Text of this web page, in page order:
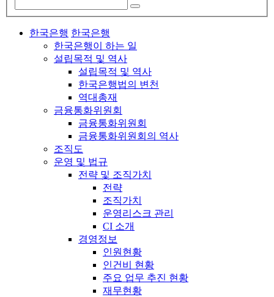
한국은행 한국은행
한국은행이 하는 일
설립목적 및 역사
설립목적 및 역사
한국은행법의 변천
역대총재
금융통화위원회
금융통화위원회
금융통화위원회의 역사
조직도
운영 및 법규
전략 및 조직가치
전략
조직가치
운영리스크 관리
CI 소개
경영정보
인원현황
인건비 현황
주요 업무 추진 현황
재무현황